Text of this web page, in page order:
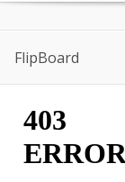
FlipBoard